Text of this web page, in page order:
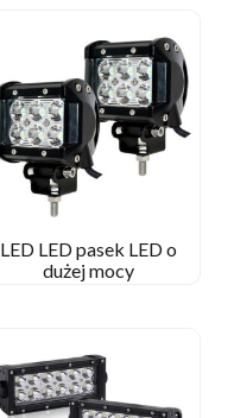
LED LED pasek LED o
dużej mocy